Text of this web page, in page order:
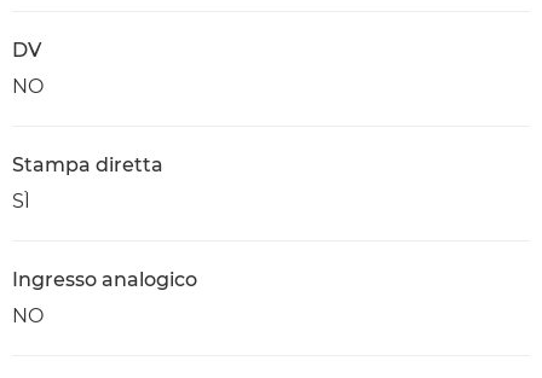
DV
NO
Stampa diretta
SÌ
Ingresso analogico
NO